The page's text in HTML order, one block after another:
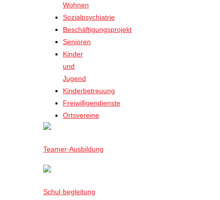
Wohnen
Sozialpsychiatrie
Beschäftigungsprojekt
Senioren
Kinder
und
Jugend
Kinderbetreuung
Freiwilligendienste
Ortsvereine
Teamer-Ausbildung
Schul·begleitung